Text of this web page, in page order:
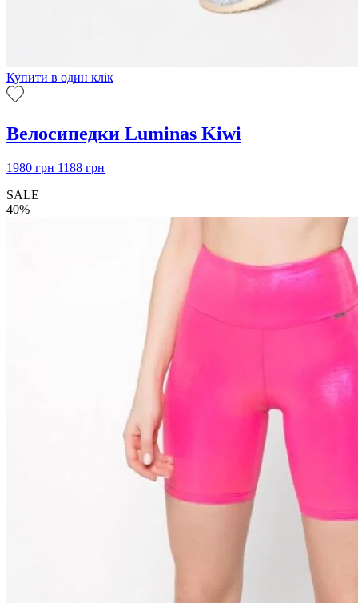
Купити в один клік
Велосипедки Luminas Kiwi
1980 грн 1188 грн
SALE
40%